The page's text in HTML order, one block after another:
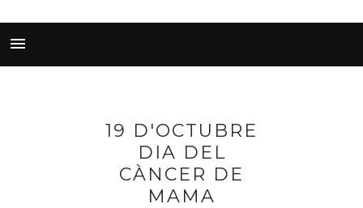
19 D'OCTUBRE
DIA DEL
CÀNCER DE
MAMA